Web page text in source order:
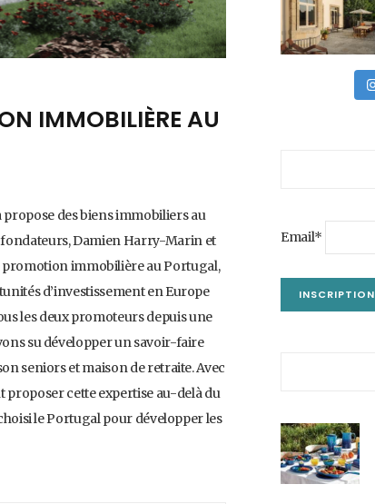
IMMOBILIÈRE AU
des biens immobiliers au
fondateurs, Damien Harry-Marin et
promotion immobilière au Portugal,
d’investissement en Europe
les deux promoteurs depuis une
su développer un savoir-faire
seniors et maison de retraite. Avec
cette expertise au-delà du
le Portugal pour développer les
Email*